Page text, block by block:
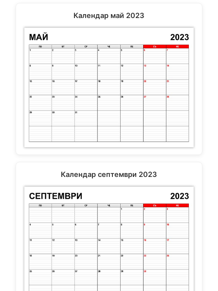
Календар май 2023
Календар септември 2023